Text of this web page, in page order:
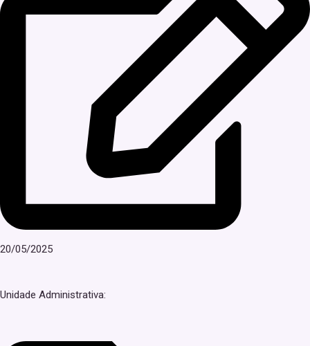
20/05/2025
Unidade Administrativa: